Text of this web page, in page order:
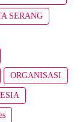
SERANG
ORGANISASI